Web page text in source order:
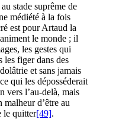
stade suprême de
médiété à la fois
est pour Artaud la
le monde ; il
les gestes qui
les figer dans des
et sans jamais
qui les déposséderait
vers l’au-delà, mais
malheur d’être au
le quitter[49].